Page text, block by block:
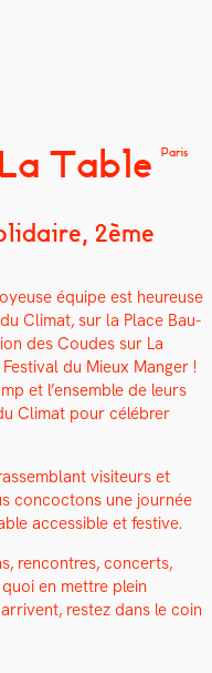
Table Paris
2ème
équipe est heureuse
Cli­mat, sur la Place Bau­
des Coudes sur La
du Mieux Manger !
et l’ensemble de leurs
Cli­mat pour célébr­er
vis­i­teurs et
con­coc­tons une journée
acces­si­ble et fes­tive.
ren­con­tres, con­certs,
en met­tre plein
restez dans le coin